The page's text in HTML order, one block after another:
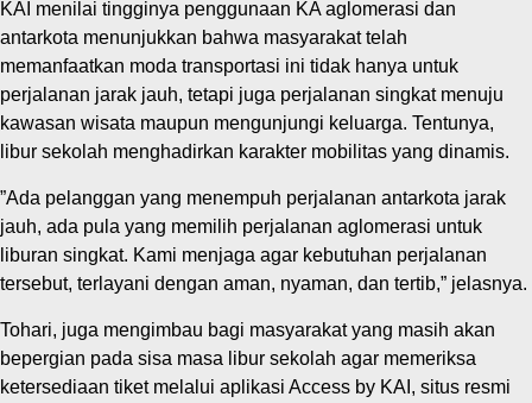
‎KAI menilai tingginya penggunaan KA aglomerasi dan
antarkota menunjukkan bahwa masyarakat telah
memanfaatkan moda transportasi ini tidak hanya untuk
perjalanan jarak jauh, tetapi juga perjalanan singkat menuju
kawasan wisata maupun mengunjungi keluarga. Tentunya,
libur sekolah menghadirkan karakter mobilitas yang dinamis.
‎”Ada pelanggan yang menempuh perjalanan antarkota jarak
jauh, ada pula yang memilih perjalanan aglomerasi untuk
liburan singkat. Kami menjaga agar kebutuhan perjalanan
tersebut, terlayani dengan aman, nyaman, dan tertib,” jelasnya.
Tohari, juga mengimbau bagi masyarakat yang masih akan
bepergian pada sisa masa libur sekolah agar memeriksa
ketersediaan tiket melalui aplikasi Access by KAI, situs resmi